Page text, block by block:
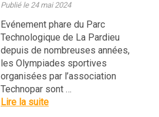
Publié le 24 mai 2024
Evénement phare du Parc
Technologique de La Pardieu
depuis de nombreuses années,
les Olympiades sportives
organisées par l’association
Technopar sont …
Lire la suite